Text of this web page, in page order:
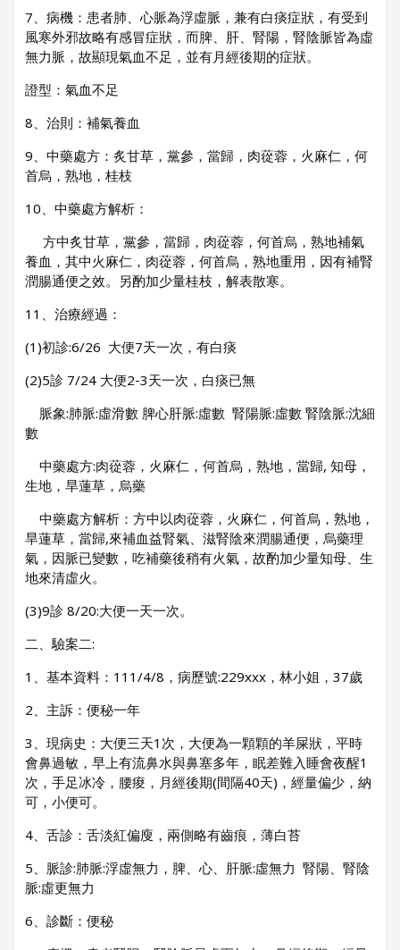
7、病機：患者肺、心脈為浮虛脈，兼有白痰症狀，有受到
風寒外邪故略有感冒症狀，而脾、肝、腎陽，腎陰脈皆為虛
無力脈，故顯現氣血不足，並有月經後期的症狀。
證型：氣血不足
8、治則：補氣養血
9、中藥處方：炙甘草，黨參，當歸，肉蓯蓉，火麻仁，何
首烏，熟地，桂枝
10、中藥處方解析：
方中炙甘草，黨參，當歸，肉蓯蓉，何首烏，熟地補氣
養血，其中火麻仁，肉蓯蓉，何首烏，熟地重用，因有補腎
潤腸通便之效。另酌加少量桂枝，解表散寒。
11、治療經過：
(1)初診:6/26 大便7天一次，有白痰
(2)5診 7/24 大便2-3天一次，白痰已無
脈象:肺脈:虛滑數 脾心肝脈:虛數 腎陽脈:虛數 腎陰脈:沈細
數
中藥處方:肉蓯蓉，火麻仁，何首烏，熟地，當歸, 知母，
生地，旱蓮草，烏藥
中藥處方解析：方中以肉蓯蓉，火麻仁，何首烏，熟地，
旱蓮草，當歸,來補血益腎氣、滋腎陰來潤腸通便，烏藥理
氣，因脈已變數，吃補藥後稍有火氣，故酌加少量知母、生
地來清虛火。
(3)9診 8/20:大便一天一次。
二、驗案二:
1、基本資料：111/4/8，病歷號:229xxx，林小姐，37歲
2、主訴：便秘一年
3、現病史：大便三天1次，大便為一顆顆的羊屎狀，平時
會鼻過敏，早上有流鼻水與鼻塞多年，眠差難入睡會夜醒1
次，手足冰冷，腰痠，月經後期(間隔40天)，經量偏少，納
可，小便可。
4、舌診：舌淡紅偏廋，兩側略有齒痕，薄白苔
5、脈診:肺脈:浮虛無力，脾、心、肝脈:虛無力 腎陽、腎陰
脈:虛更無力
6、診斷：便秘